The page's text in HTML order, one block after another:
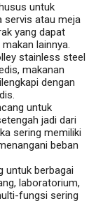
untuk
servis atau meja
yang dapat
lainnya.
stainless steel
makanan
dengan
untuk
jadi dari
sering memiliki
beban
untuk berbagai
laboratorium,
fungsi sering